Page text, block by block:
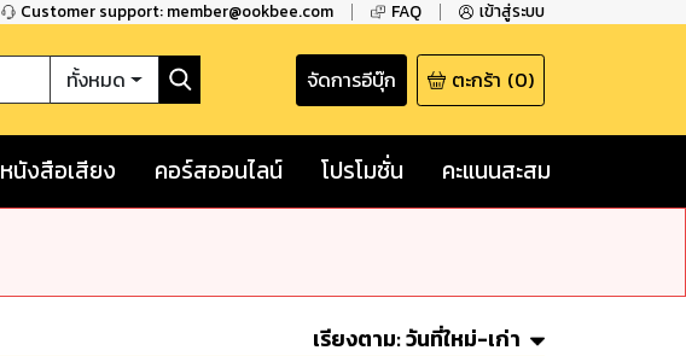
Customer support: member@ookbee.com FAQ เข้าสู่ระบบ
ทั้งหมด จัดการอีบุ๊ก ตะกร้า (0)
หนังสือเสียง คอร์สออนไลน์ โปรโมชั่น คะแนนสะสม
เรียงตาม:วันที่ใหม่-เก่า